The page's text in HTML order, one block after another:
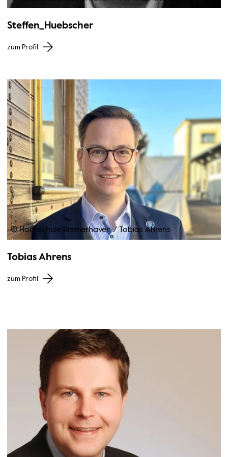
Steffen_Huebscher
zum Profil
© Hochschule Bremerhaven/Tobias Ahrens
Tobias Ahrens
zum Profil